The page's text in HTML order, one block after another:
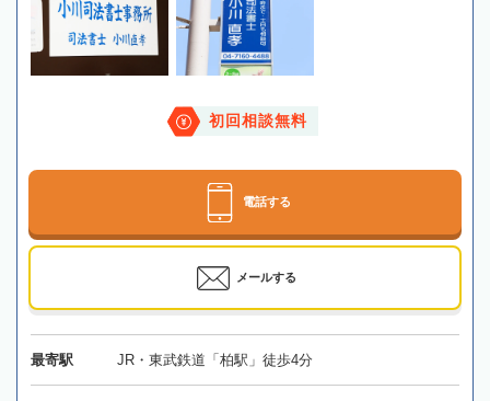
初回相談無料
電話する
メールする
最寄駅 JR・東武鉄道「柏駅」徒歩4分